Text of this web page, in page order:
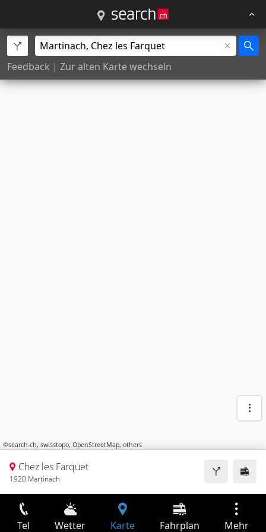
Feedback | Zur alten Karte wechseln
©search.ch, swisstopo, OpenStreetMap, others
Chez les Farquet
1920 Martinach
Tel Wetter Karte Fahrplan Mehr